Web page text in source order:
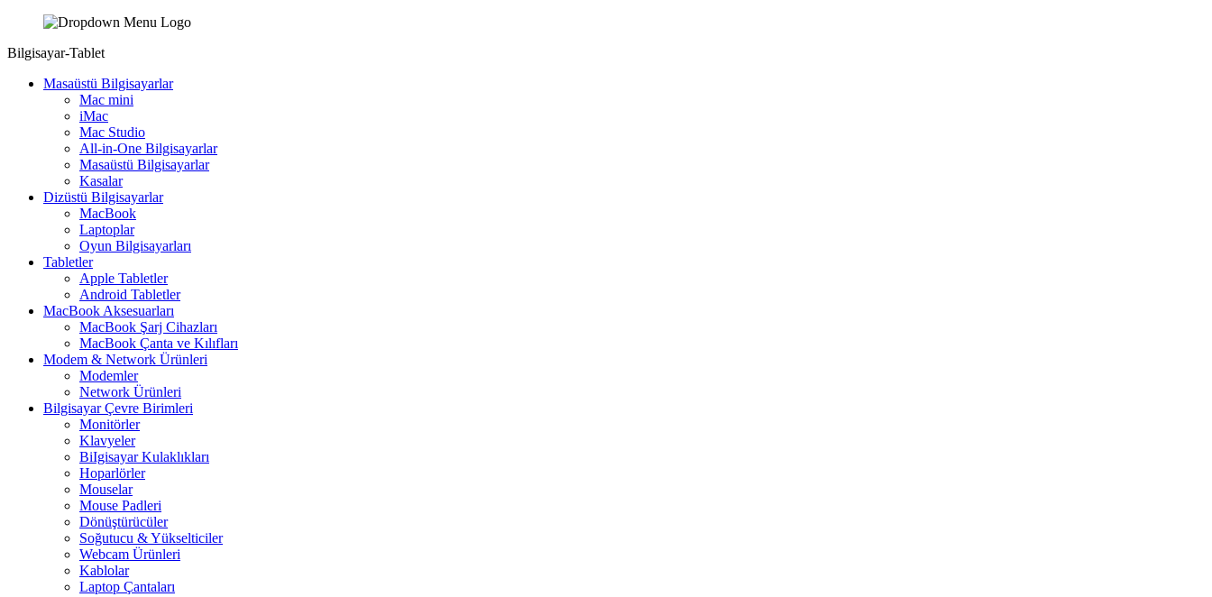
Bilgisayar-Tablet
Masaüstü Bilgisayarlar
Mac mini
iMac
Mac Studio
All-in-One Bilgisayarlar
Masaüstü Bilgisayarlar
Kasalar
Dizüstü Bilgisayarlar
MacBook
Laptoplar
Oyun Bilgisayarları
Tabletler
Apple Tabletler
Android Tabletler
MacBook Aksesuarları
MacBook Şarj Cihazları
MacBook Çanta ve Kılıfları
Modem & Network Ürünleri
Modemler
Network Ürünleri
Bilgisayar Çevre Birimleri
Monitörler
Klavyeler
BiIgisayar Kulaklıkları
Hoparlörler
Mouselar
Mouse Padleri
Dönüştürücüler
Soğutucu & Yükselticiler
Webcam Ürünleri
Kablolar
Laptop Çantaları